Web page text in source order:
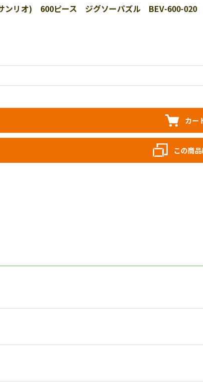
ンリオ) 600ピース ジグソーパズル BEV-600-020
カー
この商